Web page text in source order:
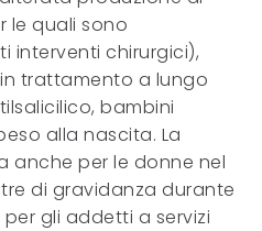
le quali sono
interventi chirurgici),
trattamento a lungo
bambini
alla nascita. La
anche per le donne nel
di gravidanza durante
gli addetti a servizi